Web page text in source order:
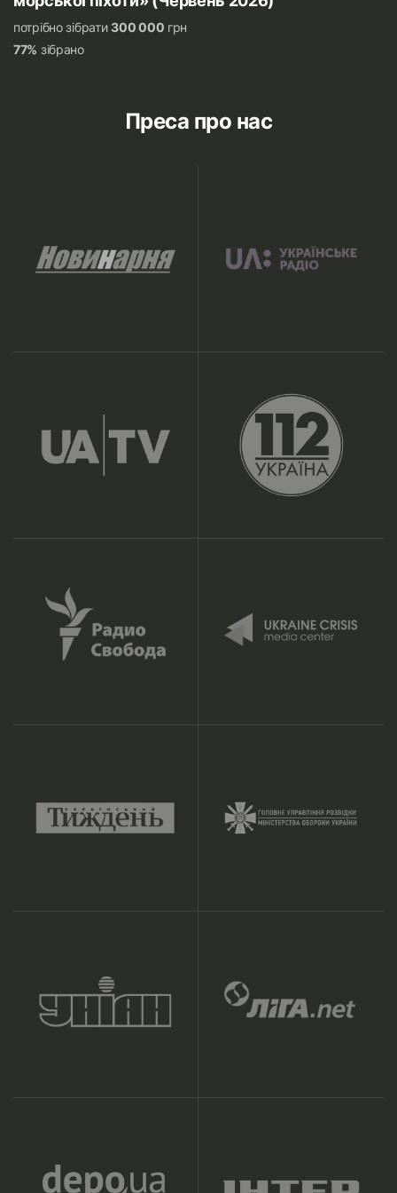
потрібно зібрати300 000 грн
77% зібрано
Преса про нас